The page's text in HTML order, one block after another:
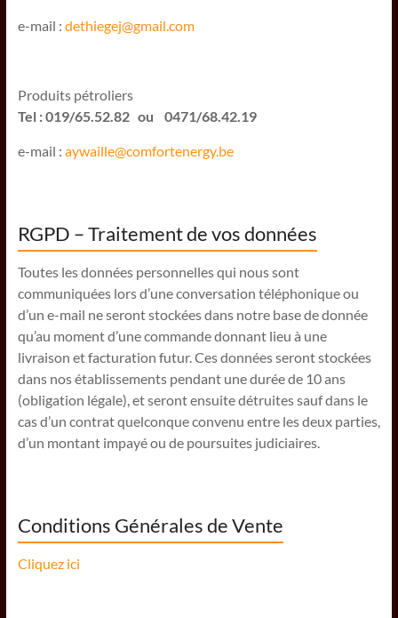
e-mail : dethiegej@gmail.com
Produits pétroliers
Tel : 019/65.52.82 ou 0471/68.42.19
e-mail : aywaille@comfortenergy.be
RGPD – Traitement de vos données
Toutes les données personnelles qui nous sont
communiquées lors d’une conversation téléphonique ou
d’un e-mail ne seront stockées dans notre base de donnée
qu’au moment d’une commande donnant lieu à une
livraison et facturation futur. Ces données seront stockées
dans nos établissements pendant une durée de 10 ans
(obligation légale), et seront ensuite détruites sauf dans le
cas d’un contrat quelconque convenu entre les deux parties,
d’un montant impayé ou de poursuites judiciaires.
Conditions Générales de Vente
Cliquez ici